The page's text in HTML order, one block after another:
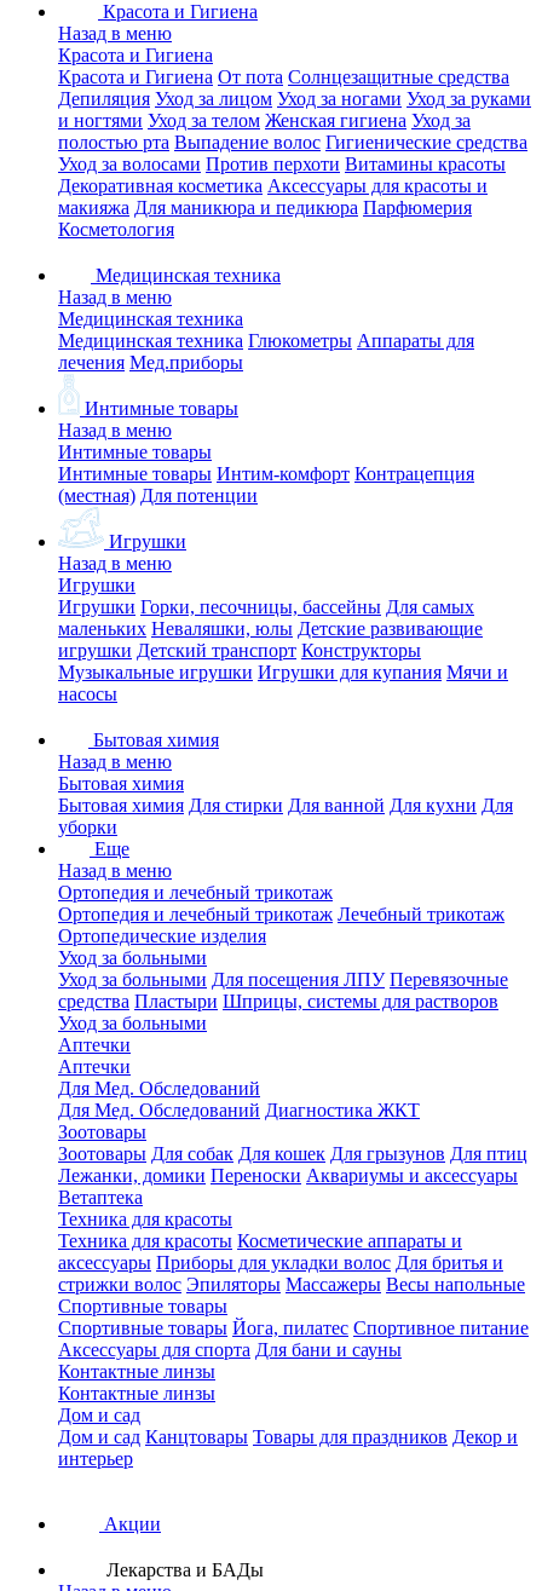
Красота и Гигиена
Назад в меню
Красота и Гигиена
Красота и Гигиена От пота Солнцезащитные средства
Депиляция Уход за лицом Уход за ногами Уход за руками
и ногтями Уход за телом Женская гигиена Уход за
полостью рта Выпадение волос Гигиенические средства
Уход за волосами Против перхоти Витамины красоты
Декоративная косметика Аксессуары для красоты и
макияжа Для маникюра и педикюра Парфюмерия
Косметология
Медицинская техника
Назад в меню
Медицинская техника
Медицинская техника Глюкометры Аппараты для
лечения Мед.приборы
Интимные товары
Назад в меню
Интимные товары
Интимные товары Интим-комфорт Контрацепция
(местная) Для потенции
Игрушки
Назад в меню
Игрушки
Игрушки Горки, песочницы, бассейны Для самых
маленьких Неваляшки, юлы Детские развивающие
игрушки Детский транспорт Конструкторы
Музыкальные игрушки Игрушки для купания Мячи и
насосы
Бытовая химия
Назад в меню
Бытовая химия
Бытовая химия Для стирки Для ванной Для кухни Для
уборки
Еще
Назад в меню
Ортопедия и лечебный трикотаж
Ортопедия и лечебный трикотаж Лечебный трикотаж
Ортопедические изделия
Уход за больными
Уход за больными Для посещения ЛПУ Перевязочные
средства Пластыри Шприцы, системы для растворов
Уход за больными
Аптечки
Аптечки
Для Мед. Обследований
Для Мед. Обследований Диагностика ЖКТ
Зоотовары
Зоотовары Для собак Для кошек Для грызунов Для птиц
Лежанки, домики Переноски Аквариумы и аксессуары
Ветаптека
Техника для красоты
Техника для красоты Косметические аппараты и
аксессуары Приборы для укладки волос Для бритья и
стрижки волос Эпиляторы Массажеры Весы напольные
Спортивные товары
Спортивные товары Йога, пилатес Спортивное питание
Аксессуары для спорта Для бани и сауны
Контактные линзы
Контактные линзы
Дом и сад
Дом и сад Канцтовары Товары для праздников Декор и
интерьер
Акции
Лекарства и БАДы